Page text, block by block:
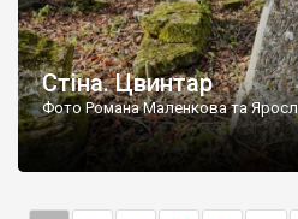
Стіна. Цвинтар
Фото Романа Маленкова та